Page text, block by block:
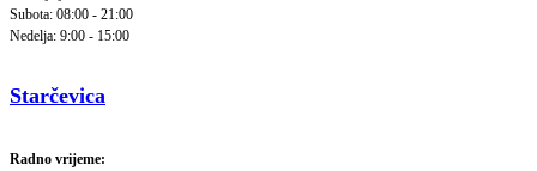
Subota: 08:00 - 21:00
Nedelja: 9:00 - 15:00
Starčevica
Radno vrijeme: